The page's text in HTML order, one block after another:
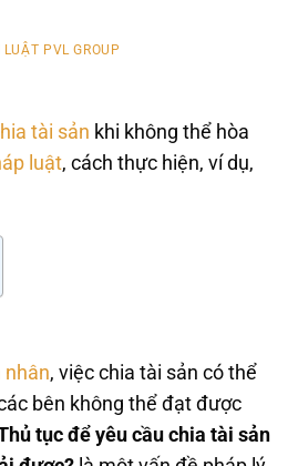
LUẬT PVL GROUP
tài sản khi không thể hòa
luật, cách thực hiện, ví dụ,
nhân, việc chia tài sản có thể
bên không thể đạt được
tục để yêu cầu chia tài sản